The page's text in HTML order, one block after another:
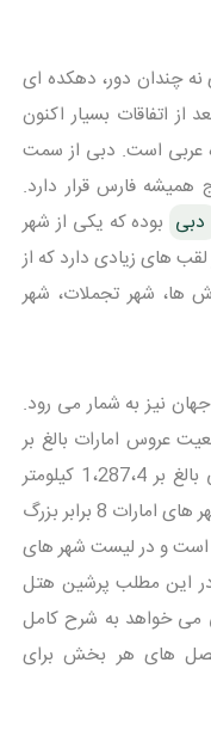
نه چندان دور، دهکده ای
اتفاقات بسیار اکنون
عربی است. دبی از سمت
همیشه فارس قرار دارد.
دبی بوده که یکی از شهر
های زیادی دارد که از
ها، شهر تجملات، شهر
نیز به شمار می رود.
در سال 2009، جمعیت عروس امارات بالغ بر
1،771،000 می باشد. شهر دبی مساحتی بالغ بر 1،287،4 کیلومتر
مربع (497،1 مایل) می باشد که از دیگر شهر های امارات 8 برابر بزرگ
است و در لیست شهر های
جایگاه 20 را دارد. در این مطلب پرشین هتل
می خواهد به شرح کامل
های هر بخش برای